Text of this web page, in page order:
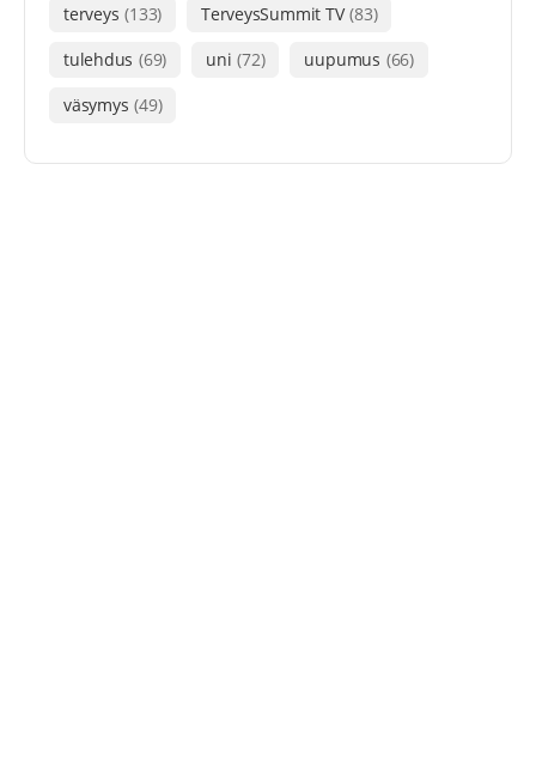
terveys (133) TerveysSummit TV (83)
tulehdus (69) uni (72) uupumus (66)
väsymys (49)